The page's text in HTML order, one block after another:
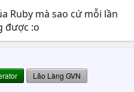
Ruby mà sao cứ mỗi lần
được :o
Lão Làng GVN